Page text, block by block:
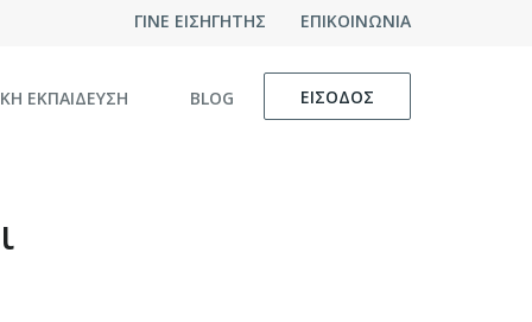
ΓΙΝΕ ΕΙΣΗΓΗΤΗΣ ΕΠΙΚΟΙΝΩΝΙΑ
ΕΙΣΟΔΟΣ
ΕΚΠΑΙΔΕΥΣΗ BLOG